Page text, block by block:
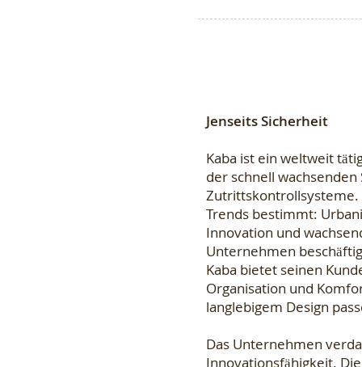
Jenseits Sicherheit
Kaba ist ein weltweit
der schnell
Zutrittskontrollsysteme.
Trends bestimmt:
Innovation und
Unternehmen
Kaba bietet seinen
Organisation und
langlebigem Design
Das Unternehmen
Innovationsfähigkeit.